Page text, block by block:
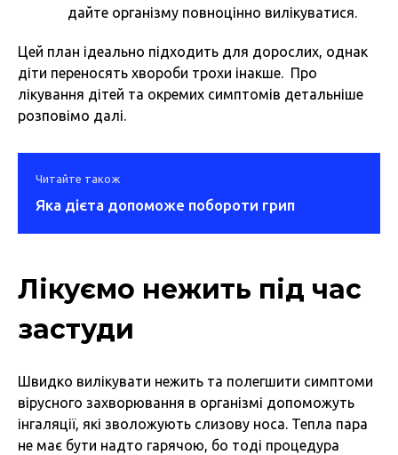
дайте організму повноцінно вилікуватися.
Цей план ідеально підходить для дорослих, однак
діти переносять хвороби трохи інакше. Про
лікування дітей та окремих симптомів детальніше
розповімо далі.
Читайте також
Яка дієта допоможе побороти грип
Лікуємо нежить під час
застуди
Швидко вилікувати нежить та полегшити симптоми
вірусного захворювання в організмі допоможуть
інгаляції, які зволожують слизову носа. Тепла пара
не має бути надто гарячою, бо тоді процедура